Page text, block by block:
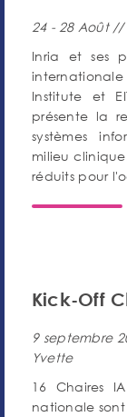
24 - 28 Août //
Inria et ses
Institute et
présente la
systèmes
milieu
réduits pour
Kick-Off
9 septembre
Yvette
16 Chaires
nationale